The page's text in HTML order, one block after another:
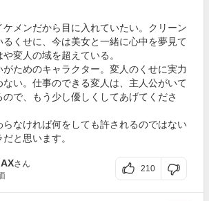
ケメンだから目に入れていたい。クリーン
るくせに、今は美女と一緒に心中を夢見て
変人の域を超えている。
ためのキャラクター。変人のくせに実力
い。仕事のできる変人は、主人公がいて
ので、もう少し優しくしてあげてくださ
らなければ何をしても許されるのではない
と思います。
さん
210